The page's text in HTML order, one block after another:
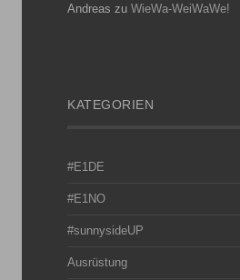
Andreas zu WieWa-WeiWaWe!
KATEGORIEN
#E1DE
#E1NO
#sunnysideUP
Ausrüstung